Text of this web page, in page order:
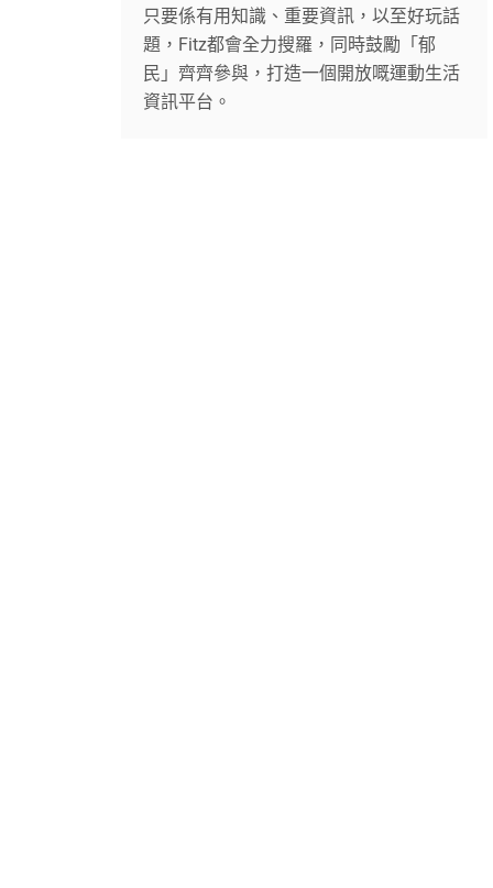
只要係有用知識、重要資訊，以至好玩話
題，Fitz都會全力搜羅，同時鼓勵「郁
民」齊齊參與，打造一個開放嘅運動生活
資訊平台。